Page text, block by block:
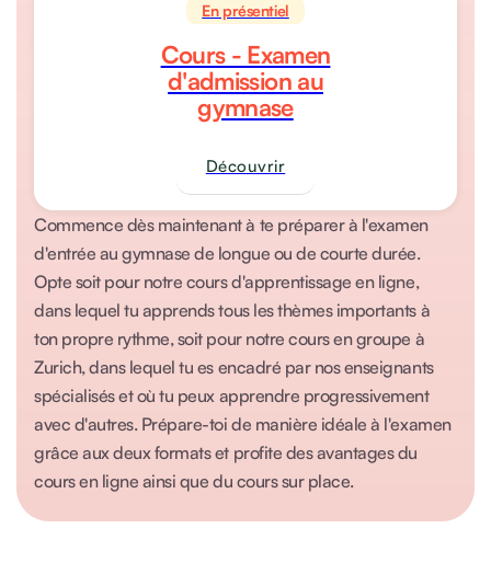
En présentiel
Cours - Examen
d'admission au
gymnase
Découvrir
Commence dès maintenant à te préparer à l'examen
d'entrée au gymnase de longue ou de courte durée.
Opte soit pour notre cours d'apprentissage en ligne,
dans lequel tu apprends tous les thèmes importants à
ton propre rythme, soit pour notre cours en groupe à
Zurich, dans lequel tu es encadré par nos enseignants
spécialisés et où tu peux apprendre progressivement
avec d'autres. Prépare-toi de manière idéale à l'examen
grâce aux deux formats et profite des avantages du
cours en ligne ainsi que du cours sur place.